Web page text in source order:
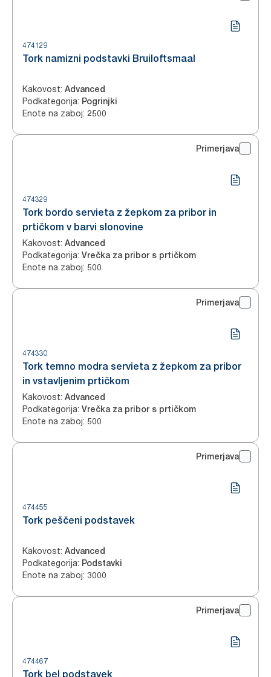
474129
Tork namizni podstavki Bruiloftsmaal
Kakovost: Advanced
Podkategorija: Pogrinjki
Enote na zaboj: 2500
Primerjava
474329
Tork bordo servieta z žepkom za pribor in
prtičkom v barvi slonovine
Kakovost: Advanced
Podkategorija: Vrečka za pribor s prtičkom
Enote na zaboj: 500
Primerjava
474330
Tork temno modra servieta z žepkom za pribor
in vstavljenim prtičkom
Kakovost: Advanced
Podkategorija: Vrečka za pribor s prtičkom
Enote na zaboj: 500
Primerjava
474455
Tork peščeni podstavek
Kakovost: Advanced
Podkategorija: Podstavki
Enote na zaboj: 3000
Primerjava
474467
Tork bel podstavek